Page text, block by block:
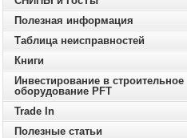
Полезная информация
Таблица неисправностей
Книги
Инвестирование в строительное
оборудование PFT
Trade In
Полезные статьи